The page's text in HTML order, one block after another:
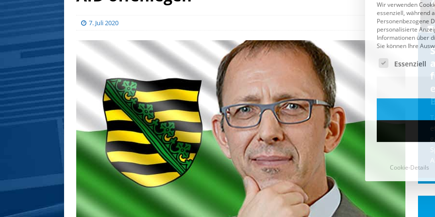
7. Juli 2020
CDU & Ampel wollen nach
der Wahl wieder Afghanen
einfliegen: Zeit für ein
Asylmoratorium!
Die Bundesregierung und die CDU
halten die Wähler für dumm! Weil die
Stimmung wegen der von Afghanen
verübten Anschläge kippte, wurden die
Flüge vor der
[...]
Cookie-Details